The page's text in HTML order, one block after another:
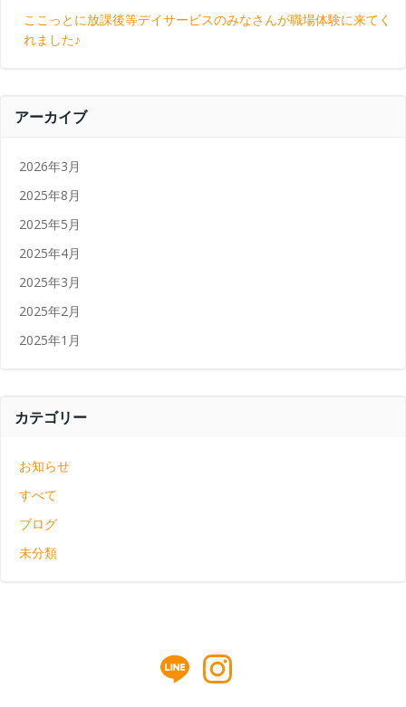
ここっとに放課後等デイサービスのみなさんが職場体験に来てく
れました♪
アーカイブ
2026年3月
2025年8月
2025年5月
2025年4月
2025年3月
2025年2月
2025年1月
カテゴリー
お知らせ
すべて
ブログ
未分類